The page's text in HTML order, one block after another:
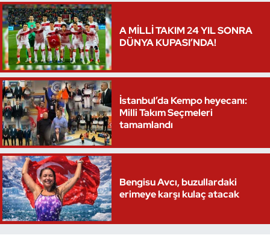
A MİLLİ TAKIM 24 YIL SONRA
DÜNYA KUPASI’NDA!
İstanbul’da Kempo heyecanı:
Milli Takım Seçmeleri
tamamlandı
Bengisu Avcı, buzullardaki
erimeye karşı kulaç atacak
Su Topu
Sualtı Sporları
Tekvando
Tenis
Triatlon
Voleybol
Vücut Geliştirme Fitness